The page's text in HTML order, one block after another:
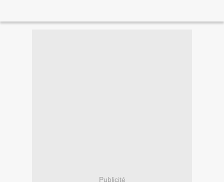
Publicité